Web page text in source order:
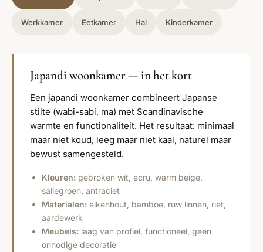
Werkkamer Eetkamer Hal Kinderkamer
Japandi woonkamer — in het kort
Een japandi woonkamer combineert Japanse
stilte (wabi-sabi, ma) met Scandinavische
warmte en functionaliteit. Het resultaat: minimaal
maar niet koud, leeg maar niet kaal, naturel maar
bewust samengesteld.
Kleuren: gebroken wit, ecru, warm beige,
saliegroen, antraciet
Materialen: eikenhout, bamboe, ruw linnen, riet,
aardewerk
Meubels: laag van profiel, functioneel, geen
onnodige decoratie